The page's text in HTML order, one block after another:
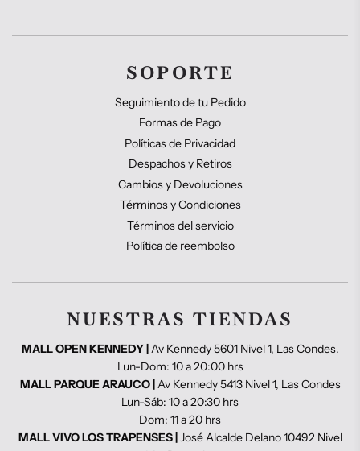
SOPORTE
Seguimiento de tu Pedido
Formas de Pago
Políticas de Privacidad
Despachos y Retiros
Cambios y Devoluciones
Términos y Condiciones
Términos del servicio
Política de reembolso
NUESTRAS TIENDAS
MALL OPEN KENNEDY |Av Kennedy 5601 Nivel 1, Las Condes.
Lun-Dom: 10 a 20:00 hrs
MALL PARQUE ARAUCO |Av Kennedy 5413 Nivel 1, Las Condes
Lun-Sáb: 10 a 20:30 hrs
Dom: 11 a 20 hrs
MALL VIVO LOS TRAPENSES |José Alcalde Delano 10492 Nivel